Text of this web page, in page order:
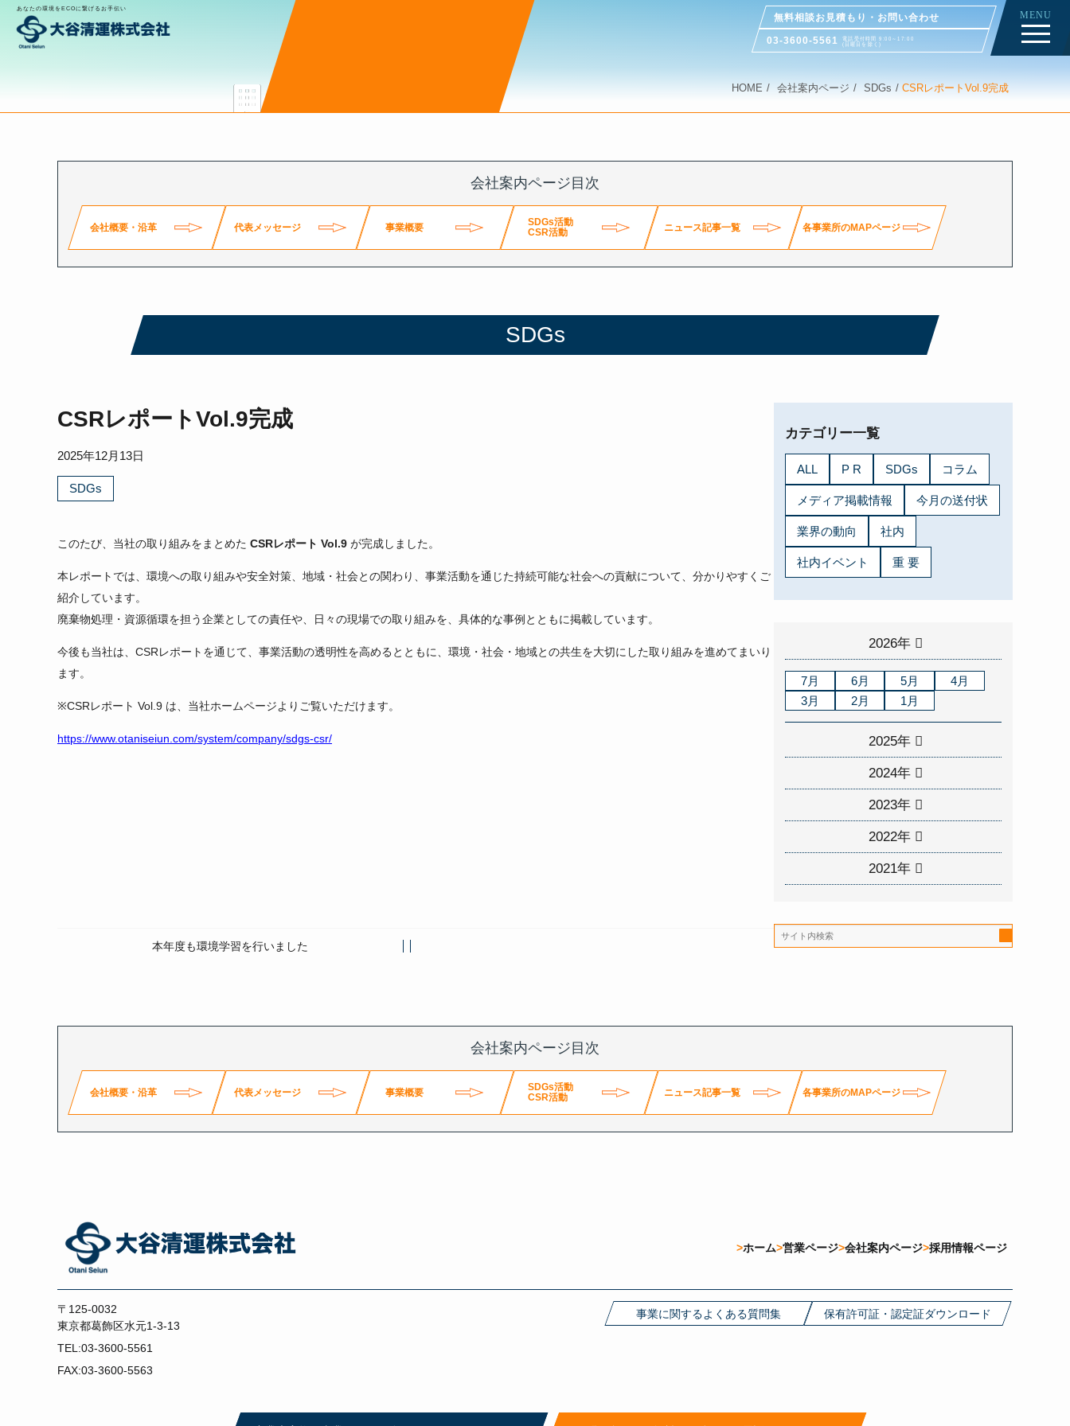
あなたの環境をECOに繋げるお手伝い
無料相談お見積もり・お問い合わせ
03-3600-5561
電話受付時間 9:00～17:00
(日曜日を除く)
MENU
News
SDGs
Re-Creation
HOME 会社案内ページ SDGs CSRレポートVol.9完成
会社案内ページ目次
会社概要・沿革 代表メッセージ 事業概要
SDGs活動
CSR活動
ニュース記事一覧 各事業所のMAPページ
SDGs
CSRレポートVol.9完成
2025年12月13日
SDGs
このたび、当社の取り組みをまとめた CSRレポート Vol.9 が完成しました。
本レポートでは、環境への取り組みや安全対策、地域・社会との関わり、事業活動を通じた持続可能な社会への貢献について、分かりやすくご
紹介しています。
廃棄物処理・資源循環を担う企業としての責任や、日々の現場での取り組みを、具体的な事例とともに掲載しています。
今後も当社は、CSRレポートを通じて、事業活動の透明性を高めるとともに、環境・社会・地域との共生を大切にした取り組みを進めてまいり
ます。
※CSRレポート Vol.9 は、当社ホームページよりご覧いただけます。
https://www.otaniseiun.com/system/company/sdgs-csr/
本年度も環境学習を行いました
カテゴリー一覧
ALL P R SDGs コラム
メディア掲載情報 今月の送付状
業界の動向 社内
社内イベント 重 要
2026年
7月 6月 5月
4月
3月
2月 1月
2025年
2024年
2023年
2022年
2021年
会社案内ページ目次
会社概要・沿革 代表メッセージ 事業概要
SDGs活動
CSR活動
ニュース記事一覧 各事業所のMAPページ
〒125-0032
東京都葛飾区水元1-3-13
TEL:03-3600-5561
FAX:03-3600-5563
ホーム 営業ページ 会社案内ページ 採用情報ページ
事業に関するよくある質問集 保有許可証・認定証ダウンロード